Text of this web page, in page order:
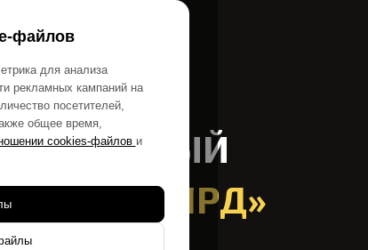
файлов
для анализа
рекламных кампаний на
посетителей,
общее время,
cookies-файлов и
Отзывы Контакты
УЧЕБНЫЙ
БОЯРД»